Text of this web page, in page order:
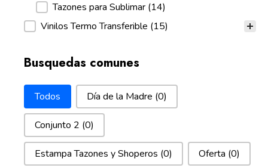
Tazones para Sublimar (14)
Vinilos Termo Transferible (15)
Busquedas comunes
Busquedas comunes
Todos Día de la Madre (0)
Conjunto 2 (0)
Estampa Tazones y Shoperos (0) Oferta (0)